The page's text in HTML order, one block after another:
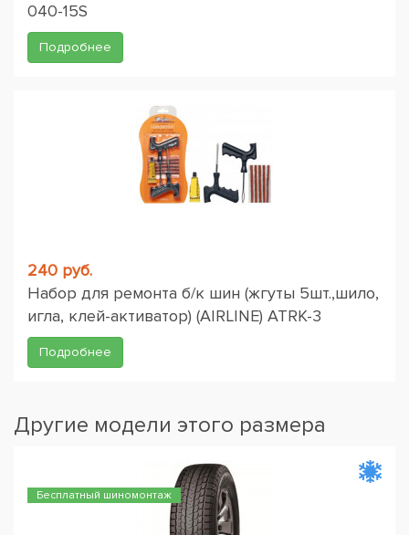
040-15S
Подробнее
240 руб.
Набор для ремонта б/к шин (жгуты 5шт.,шило,
игла, клей-активатор) (AIRLINE) ATRK-3
Подробнее
Другие модели этого размера
Бесплатный шиномонтаж